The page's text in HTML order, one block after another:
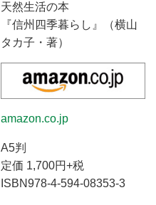
天然生活の本
『信州四季暮らし』（横山
タカ子・著）
amazon.co.jp
A5判
定価 1,700円+税
ISBN978-4-594-08353-3